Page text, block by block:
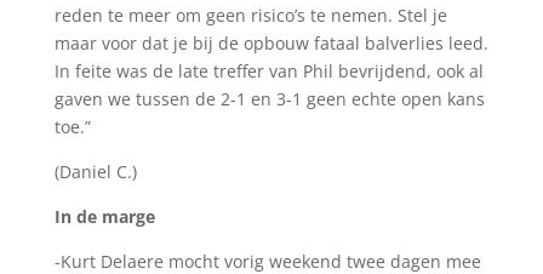
reden te meer om geen risico’s te nemen. Stel je
maar voor dat je bij de opbouw fataal balverlies leed.
In feite was de late treffer van Phil bevrijdend, ook al
gaven we tussen de 2-1 en 3-1 geen echte open kans
toe.”
(Daniel C.)
In de marge
-Kurt Delaere mocht vorig weekend twee dagen mee